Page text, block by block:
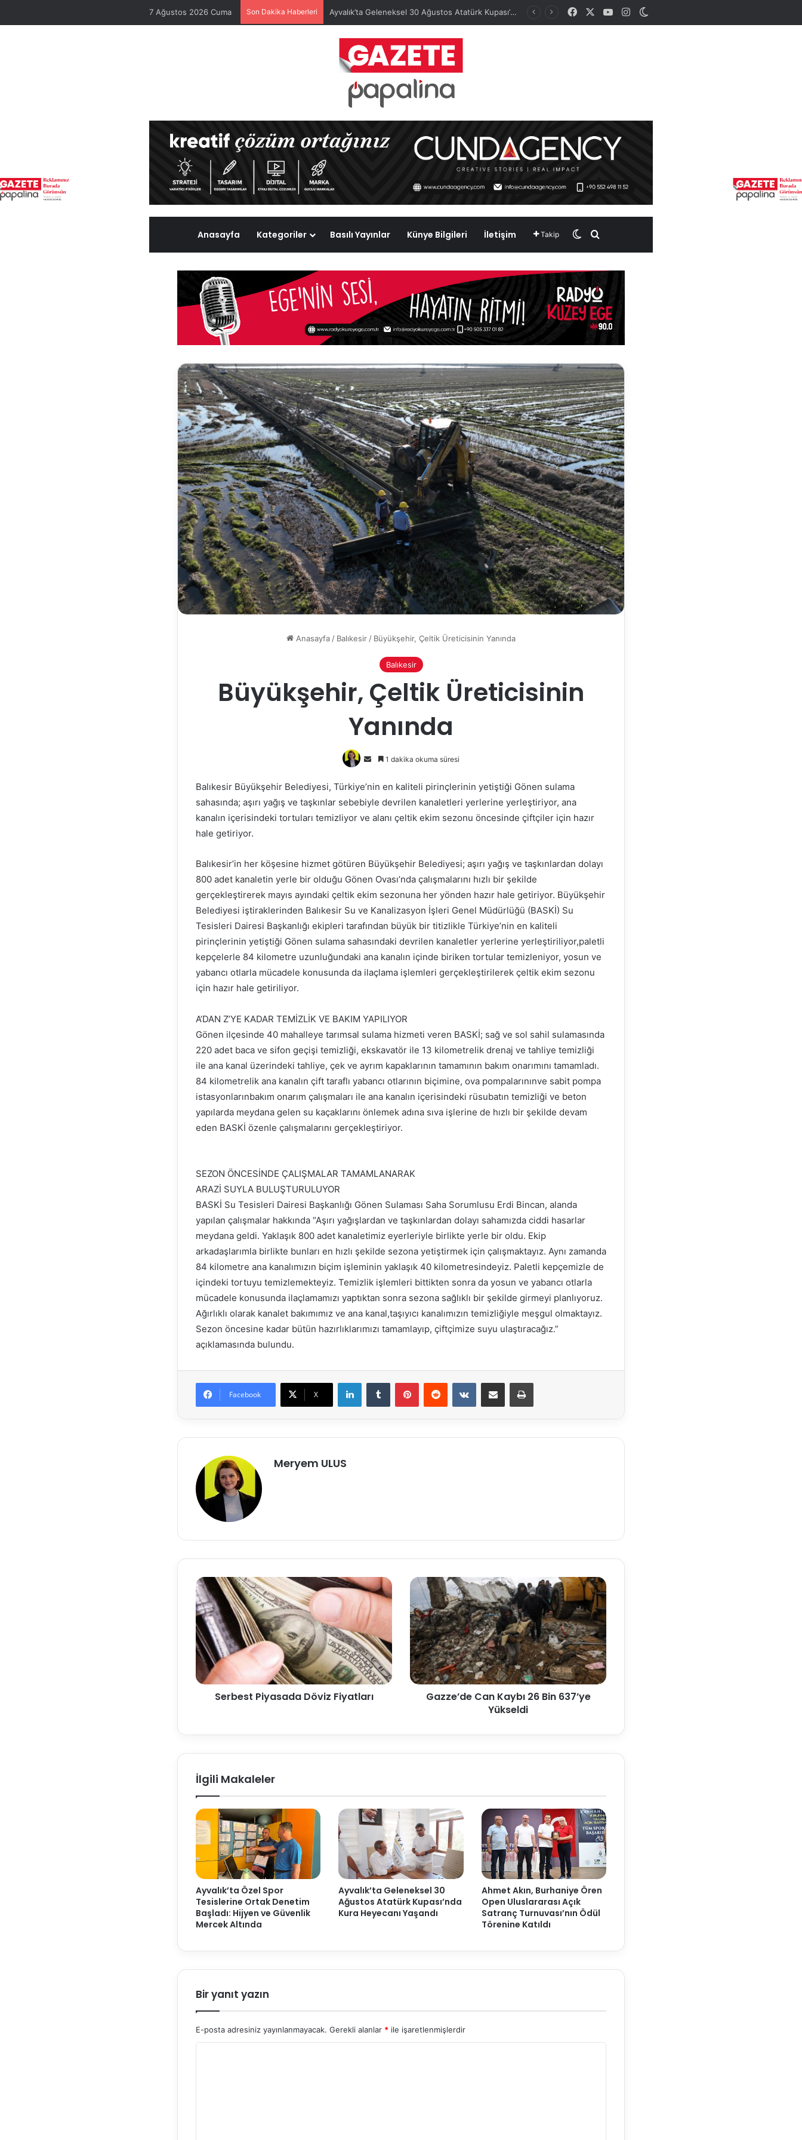
7 Ağustos 2026 Cuma Son Dakika Haberleri Ayvalık’ta Geleneksel 30 Ağustos Atatürk Kupası’nda Kura Heyecanı Yaşandı FacebookYouTubeInstagramDış görünümü değiştir
Anasayfa Kategoriler Basılı Yayınlar Künye Bilgileri İletişim Takip Dış görünümü değiştir
Anasayfa / Balıkesir / Büyükşehir, Çeltik Üreticisinin Yanında
Balıkesir
Büyükşehir, Çeltik Üreticisinin
Yanında
Bir
posta
göndermek
1 dakika okuma süresi
Balıkesir Büyükşehir Belediyesi, Türkiye’nin en kaliteli pirinçlerinin yetiştiği Gönen sulama
sahasında; aşırı yağış ve taşkınlar sebebiyle devrilen kanaletleri yerlerine yerleştiriyor, ana
kanalın içerisindeki tortuları temizliyor ve alanı çeltik ekim sezonu öncesinde çiftçiler için hazır
hale getiriyor.
Balıkesir’in her köşesine hizmet götüren Büyükşehir Belediyesi; aşırı yağış ve taşkınlardan dolayı
800 adet kanaletin yerle bir olduğu Gönen Ovası’nda çalışmalarını hızlı bir şekilde
gerçekleştirerek mayıs ayındaki çeltik ekim sezonuna her yönden hazır hale getiriyor. Büyükşehir
Belediyesi iştiraklerinden Balıkesir Su ve Kanalizasyon İşleri Genel Müdürlüğü (BASKİ) Su
Tesisleri Dairesi Başkanlığı ekipleri tarafından büyük bir titizlikle Türkiye’nin en kaliteli
pirinçlerinin yetiştiği Gönen sulama sahasındaki devrilen kanaletler yerlerine yerleştiriliyor,paletli
kepçelerle 84 kilometre uzunluğundaki ana kanalın içinde biriken tortular temizleniyor, yosun ve
yabancı otlarla mücadele konusunda da ilaçlama işlemleri gerçekleştirilerek çeltik ekim sezonu
için hazır hale getiriliyor.
A’DAN Z’YE KADAR TEMİZLİK VE BAKIM YAPILIYOR
Gönen ilçesinde 40 mahalleye tarımsal sulama hizmeti veren BASKİ; sağ ve sol sahil sulamasında
220 adet baca ve sifon geçişi temizliği, ekskavatör ile 13 kilometrelik drenaj ve tahliye temizliği
ile ana kanal üzerindeki tahliye, çek ve ayrım kapaklarının tamamının bakım onarımını tamamladı.
84 kilometrelik ana kanalın çift taraflı yabancı otlarının biçimine, ova pompalarınınve sabit pompa
istasyonlarınbakım onarım çalışmaları ile ana kanalın içerisindeki rüsubatın temizliği ve beton
yapılarda meydana gelen su kaçaklarını önlemek adına sıva işlerine de hızlı bir şekilde devam
eden BASKİ özenle çalışmalarını gerçekleştiriyor.
SEZON ÖNCESİNDE ÇALIŞMALAR TAMAMLANARAK
ARAZİ SUYLA BULUŞTURULUYOR
BASKİ Su Tesisleri Dairesi Başkanlığı Gönen Sulaması Saha Sorumlusu Erdi Bincan, alanda
yapılan çalışmalar hakkında “Aşırı yağışlardan ve taşkınlardan dolayı sahamızda ciddi hasarlar
meydana geldi. Yaklaşık 800 adet kanaletimiz eyerleriyle birlikte yerle bir oldu. Ekip
arkadaşlarımla birlikte bunları en hızlı şekilde sezona yetiştirmek için çalışmaktayız. Aynı zamanda
84 kilometre ana kanalımızın biçim işleminin yaklaşık 40 kilometresindeyiz. Paletli kepçemizle de
içindeki tortuyu temizlemekteyiz. Temizlik işlemleri bittikten sonra da yosun ve yabancı otlarla
mücadele konusunda ilaçlamamızı yaptıktan sonra sezona sağlıklı bir şekilde girmeyi planlıyoruz.
Ağırlıklı olarak kanalet bakımımız ve ana kanal,taşıyıcı kanalımızın temizliğiyle meşgul olmaktayız.
Sezon öncesine kadar bütün hazırlıklarımızı tamamlayıp, çiftçimize suyu ulaştıracağız.”
açıklamasında bulundu.
Facebook X
LinkedInTumblr PinterestReddit VKontakteE-Posta ile paylaş Yazdır
Meryem ULUS
Serbest Piyasada Döviz Fiyatları
Gazze’de Can Kaybı 26 Bin 637’ye
Yükseldi
İlgili Makaleler
Ayvalık’ta Özel Spor
Tesislerine Ortak Denetim
Başladı: Hijyen ve Güvenlik
Mercek Altında
Ayvalık’ta Geleneksel 30
Ağustos Atatürk Kupası’nda
Kura Heyecanı Yaşandı
Ahmet Akın, Burhaniye Ören
Open Uluslararası Açık
Satranç Turnuvası’nın Ödül
Törenine Katıldı
Bir yanıt yazın
E-posta adresiniz yayınlanmayacak. Gerekli alanlar * ile işaretlenmişlerdir